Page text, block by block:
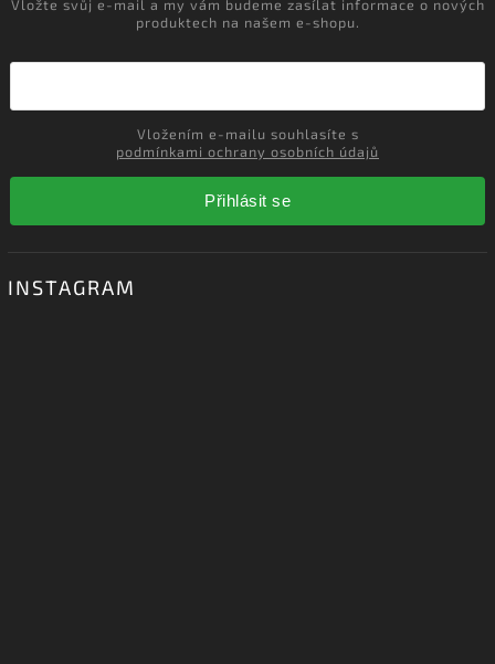
Vložte svůj e-mail a my vám budeme zasílat informace o nových
produktech na našem e-shopu.
podmínkami ochrany osobních údajů